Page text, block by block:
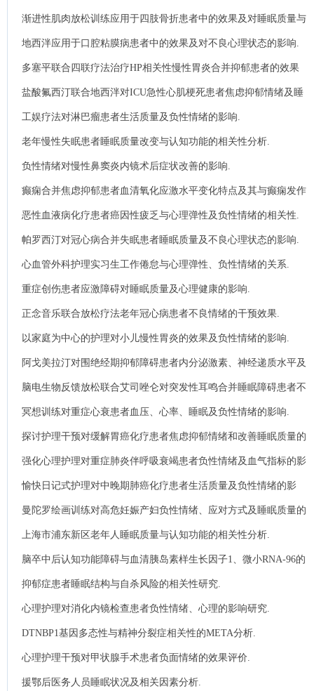
良心理状态的影响.
渐进性肌肉放松训练应用于四肢骨折患者中的效果及对睡眠质量与
精神心理状态的影响.
地西泮应用于口腔粘膜病患者中的效果及对不良心理状态的影响.
多塞平联合四联疗法治疗HP相关性慢性胃炎合并抑郁患者的效果
及对负面情绪的影响.
盐酸氟西汀联合地西泮对ICU急性心肌梗死患者焦虑抑郁情绪及睡
眠质量的影响.
工娱疗法对淋巴瘤患者生活质量及负性情绪的影响.
老年慢性失眠患者睡眠质量改变与认知功能的相关性分析.
负性情绪对慢性鼻窦炎内镜术后症状改善的影响.
癫痫合并焦虑抑郁患者血清氧化应激水平变化特点及其与癫痫发作
严重程度的相关性分析.
恶性血液病化疗患者癌因性疲乏与心理弹性及负性情绪的相关性.
帕罗西汀对冠心病合并失眠患者睡眠质量及不良心理状态的影响.
心血管外科护理实习生工作倦怠与心理弹性、负性情绪的关系.
重症创伤患者应激障碍对睡眠质量及心理健康的影响.
正念音乐联合放松疗法老年冠心病患者不良情绪的干预效果.
以家庭为中心的护理对小儿慢性胃炎的效果及负性情绪的影响.
阿戈美拉汀对围绝经期抑郁障碍患者内分泌激素、神经递质水平及
睡眠质量的影响分析.
脑电生物反馈放松联合艾司唑仑对突发性耳鸣合并睡眠障碍患者不
良情绪及睡眠质量的影响.
冥想训练对重症心衰患者血压、心率、睡眠及负性情绪的影响.
探讨护理干预对缓解胃癌化疗患者焦虑抑郁情绪和改善睡眠质量的
效果.
强化心理护理对重症肺炎伴呼吸衰竭患者负性情绪及血气指标的影
响分析.
愉快日记式护理对中晚期肺癌化疗患者生活质量及负性情绪的影
响.
曼陀罗绘画训练对高危妊娠产妇负性情绪、应对方式及睡眠质量的
影响效果评价.
上海市浦东新区老年人睡眠质量与认知功能的相关性分析.
脑卒中后认知功能障碍与血清胰岛素样生长因子1、微小RNA-96的
相关性.
抑郁症患者睡眠结构与自杀风险的相关性研究.
心理护理对消化内镜检查患者负性情绪、心理的影响研究.
DTNBP1基因多态性与精神分裂症相关性的META分析.
心理护理干预对甲状腺手术患者负面情绪的效果评价.
援鄂后医务人员睡眠状况及相关因素分析.